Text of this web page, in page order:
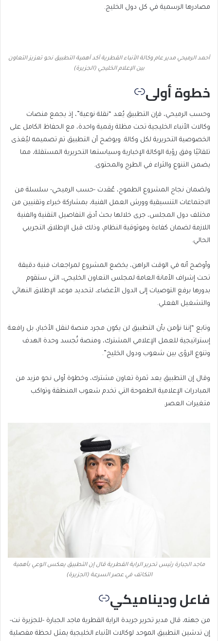
مصادرها الرسمية في كل دول الخليج.
أحمد الرميحي مدير عام وكالة الأنباء القطرية أكد أهمية التطبيق نحو تعزيز التعاون
بين الإعلام الخليجي (الجزيرة)
خطوة أولى
وحسب الرميحي، فإن التطبيق يُعد “نقلة نوعية”، إذ يجمع منصات
وكالات الأنباء الخليجية تحت مظلة رقمية واحدة، مع الحفاظ الكامل على
الخصوصية التحريرية لكل وكالة. ويوضح أن التطبيق تم تصميمه ليُغذى
تلقائيًا وفق رؤية الوكالة الإخبارية وسياستها التحريرية المستقلة، مما
يضمن التنوع والثراء في الطرح والمحتوى.
ولضمان نجاح المشروع الطموح، عُقدت -حسب الرميحي- سلسلة من
الاجتماعات التنسيقية وورش العمل الفنية، بمشاركة خبراء وتقنيين من
مختلف دول المجلس، جرى خلالها بحث أدق التفاصيل التقنية والفنية
اللازمة لضمان كفاءة وموثوقية النظام، وذلك قبل الإطلاق التجريبي
الحالي.
وأوضح أنه في الوقت الراهن، يخضع المشروع لمراجعات فنية دقيقة
تحت إشراف الأمانة العامة لمجلس التعاون الخليجي، التي ستقوم
بدورها برفع التوصيات إلى الدول الأعضاء، لتحديد موعد الإطلاق النهائي
والتشغيل الفعلي.
وتابع “إننا نؤمن بأن التطبيق لن يكون مجرد منصة لنقل الأخبار، بل رافعة
إستراتيجية للعمل الإعلامي المشترك، ومنصة تُجسد وحدة الهدف
وتنوع الرؤى بين شعوب ودول الخليج”.
وقال إن التطبيق يعد ثمرة تعاون مشترك، وخطوة أولى نحو مزيد من
المبادرات الإعلامية الطموحة التي تخدم شعوب المنطقة وتواكب
متغيرات العصر.
ماجد الجبارة رئيس تحرير الراية القطرية قال إن التطبيق يعكس الوعي بأهمية
التكاتف في عصر السرعة (الجزيرة)
فاعل وديناميكي
من جهته، قال مدير تحرير جريدة الراية القطرية ماجد الجبارة -للجزيرة نت-
إن تدشين التطبيق الموحد لوكالات الأنباء الخليجية يمثل لحظة مفصلية